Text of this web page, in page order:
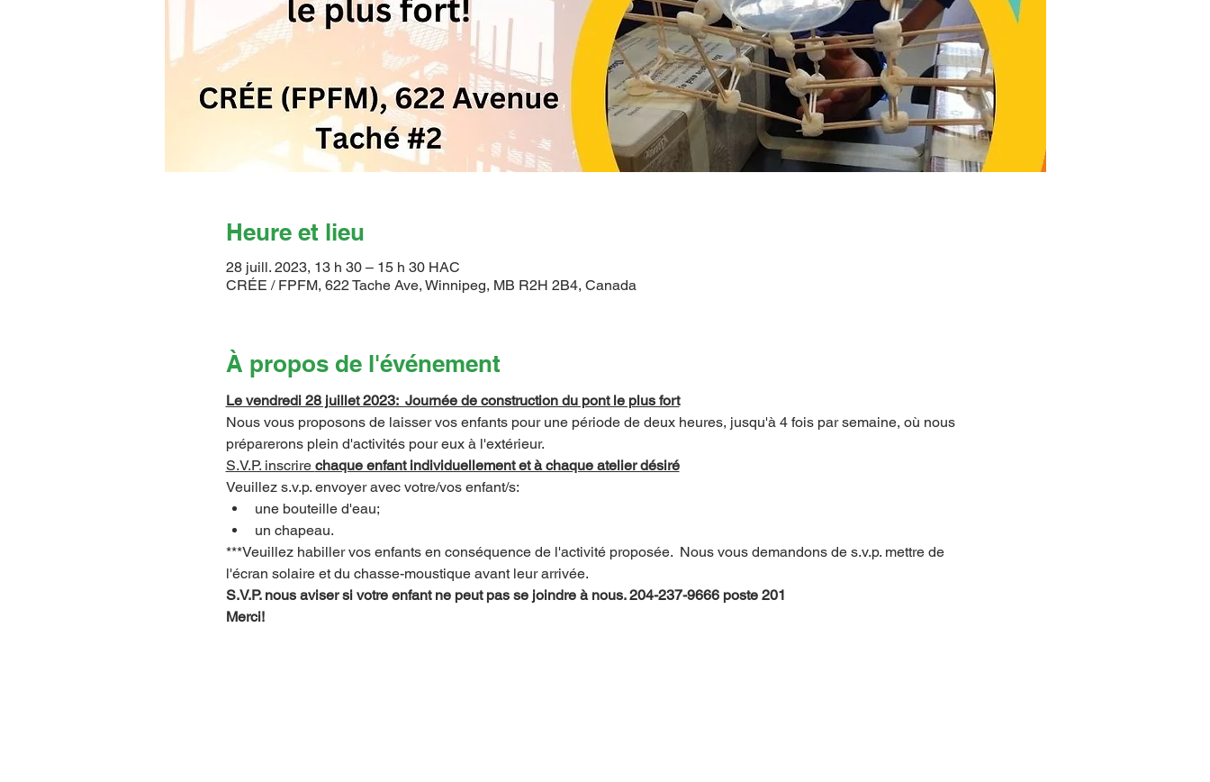
Heure et lieu
28 juill. 2023, 13 h 30 – 15 h 30 HAC
CRÉE / FPFM, 622 Tache Ave, Winnipeg, MB R2H 2B4, Canada
À propos de l'événement
Le vendredi 28 juillet 2023:  Journée de construction du pont le plus fort
Nous vous proposons de laisser vos enfants pour une période de deux heures, jusqu'à 4 fois par semaine, où nous
préparerons plein d'activités pour eux à l'extérieur.
S.V.P. inscrire chaque enfant individuellement et à chaque atelier désiré
Veuillez s.v.p. envoyer avec votre/vos enfant/s:
une bouteille d'eau;
un chapeau.
***Veuillez habiller vos enfants en conséquence de l'activité proposée.  Nous vous demandons de s.v.p. mettre de
l'écran solaire et du chasse-moustique avant leur arrivée.
S.V.P. nous aviser si votre enfant ne peut pas se joindre à nous. 204-237-9666 poste 201
Merci!